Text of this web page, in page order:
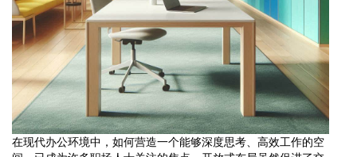
在现代办公环境中，如何营造一个能够深度思考、高效工作的空